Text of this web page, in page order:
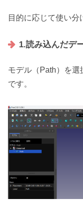
目的に応じて使い分
1.読み込んだデ
モデル（Path）を
です。